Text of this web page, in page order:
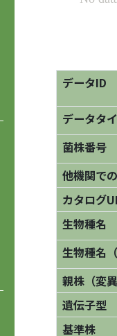
データID
データタ
菌株番号
他機関で
カタログ
生物種名
生物種名
親株（変
遺伝子型
基準株